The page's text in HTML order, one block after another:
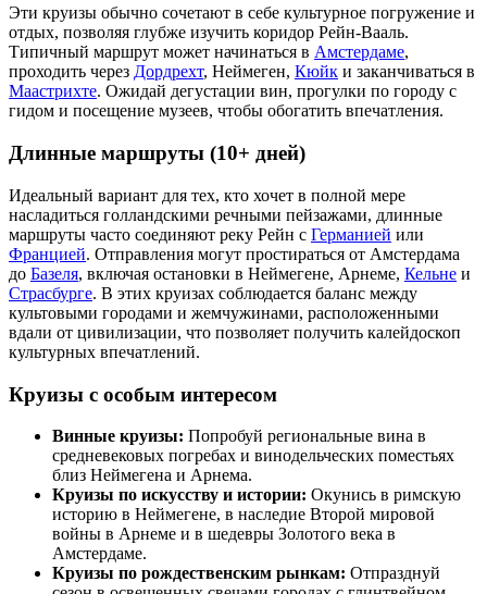
Эти круизы обычно сочетают в себе культурное погружение и
отдых, позволяя глубже изучить коридор Рейн-Вааль.
Типичный маршрут может начинаться в Амстердаме,
проходить через Дордрехт, Неймеген, Кюйк и заканчиваться в
Маастрихте. Ожидай дегустации вин, прогулки по городу с
гидом и посещение музеев, чтобы обогатить впечатления.
Длинные маршруты (10+ дней)
Идеальный вариант для тех, кто хочет в полной мере
насладиться голландскими речными пейзажами, длинные
маршруты часто соединяют реку Рейн с Германией или
Францией. Отправления могут простираться от Амстердама
до Базеля, включая остановки в Неймегене, Арнеме, Кельне и
Страсбурге. В этих круизах соблюдается баланс между
культовыми городами и жемчужинами, расположенными
вдали от цивилизации, что позволяет получить калейдоскоп
культурных впечатлений.
Круизы с особым интересом
Винные круизы: Попробуй региональные вина в
средневековых погребах и винодельческих поместьях
близ Неймегена и Арнема.
Круизы по искусству и истории: Окунись в римскую
историю в Неймегене, в наследие Второй мировой
войны в Арнеме и в шедевры Золотого века в
Амстердаме.
Круизы по рождественским рынкам: Отпразднуй